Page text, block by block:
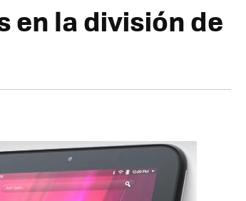
en la división de